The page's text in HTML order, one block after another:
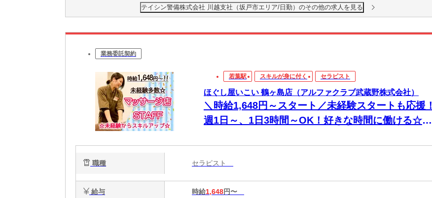
テイシン警備株式会社 川越支社（坂戸市エリア/日勤）のその他の求人を見る
業務委託契約
若葉駅 スキルが身に付く セラピスト
ほぐし屋いこい 鶴ヶ島店（アルファクラブ武蔵野株式会社）
＼時給1,648円～スタート／未経験スタートも応援！
週1日～、1日3時間～OK！好きな時間に働ける☆マ
職種 セラピスト
給与 時給1,648円〜